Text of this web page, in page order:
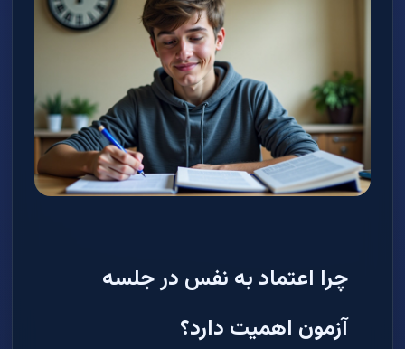
چرا اعتماد به نفس در جلسه
آزمون اهمیت دارد؟